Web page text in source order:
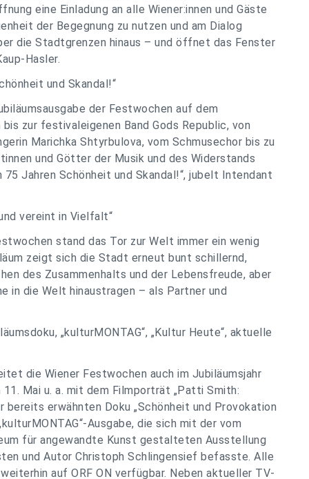
eine Einladung an alle Wiener:innen und Gäste
der Begegnung zu nutzen und am Dialog
die Stadtgrenzen hinaus – und öffnet das Fenster
Hasler.
und Skandal!“
der Festwochen auf dem
zur festivaleigenen Band Gods Republic, von
Marichka Shtyrbulova, vom Schmusechor bis zu
und Götter der Musik und des Widerstands
Jahren Schönheit und Skandal!“, jubelt Intendant
vereint in Vielfalt“
stand das Tor zur Welt immer ein wenig
zeigt sich die Stadt erneut bunt schillernd,
des Zusammenhalts und der Lebensfreude, aber
in die Welt hinaustragen – als Partner und
„kulturMONTAG“, „Kultur Heute“, aktuelle
die Wiener Festwochen auch im Jubiläumsjahr
Mai u. a. mit dem Filmporträt „Patti Smith:
bereits erwähnten Doku „Schönheit und Provokation
Ausgabe, die sich mit der vom
für angewandte Kunst gestalteten Ausstellung
und Autor Christoph Schlingensief befasste. Alle
auf ORF ON verfügbar. Neben aktueller TV-